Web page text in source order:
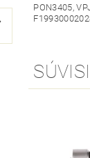
PON3405,